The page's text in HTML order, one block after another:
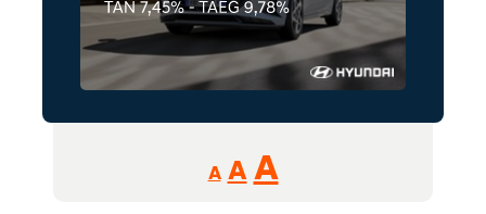
A
Reducir
tamaño
A Restablecer
AAumentar